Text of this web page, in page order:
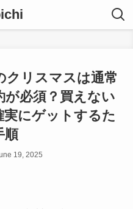
クリスマスは通常
が必須？買えない
にゲットするた
順
19, 2025